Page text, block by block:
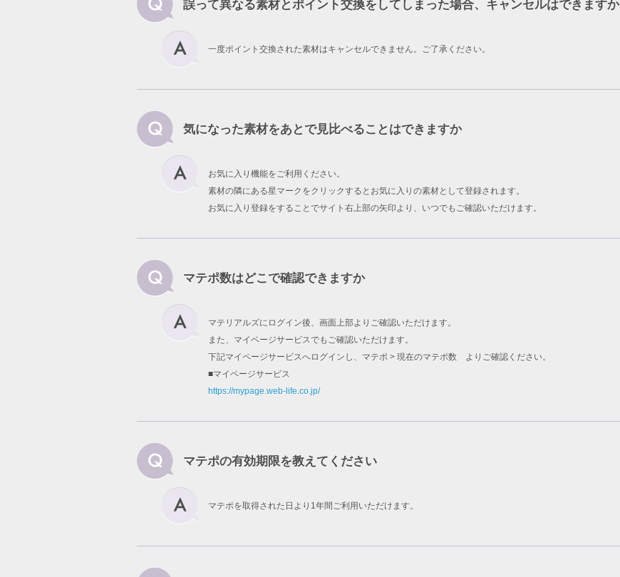
誤って異なる素材とポイント交換をしてしまった場合、キャンセルはできますか
一度ポイント交換された素材はキャンセルできません。ご了承ください。
気になった素材をあとで見比べることはできますか
お気に入り機能をご利用ください。
素材の隣にある星マークをクリックするとお気に入りの素材として登録されます。
お気に入り登録をすることでサイト右上部の矢印より、いつでもご確認いただけます。
マテポ数はどこで確認できますか
マテリアルズにログイン後、画面上部よりご確認いただけます。
また、マイページサービスでもご確認いただけます。
下記マイページサービスへログインし、マテポ > 現在のマテポ数 よりご確認ください。
■マイページサービス
https://mypage.web-life.co.jp/
マテポの有効期限を教えてください
マテポを取得された日より1年間ご利用いただけます。